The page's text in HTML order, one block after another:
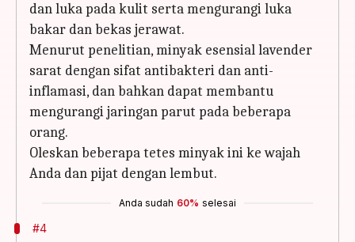
dan luka pada kulit serta mengurangi luka
bakar dan bekas jerawat.
Menurut penelitian, minyak esensial lavender
sarat dengan sifat antibakteri dan anti-
inflamasi, dan bahkan dapat membantu
mengurangi jaringan parut pada beberapa
orang.
Oleskan beberapa tetes minyak ini ke wajah
Anda dan pijat dengan lembut.
Anda sudah 60% selesai
#4